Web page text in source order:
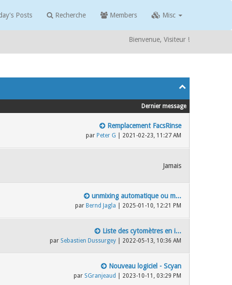
Posts Recherche Members Misc
Bienvenue, Visiteur !
Dernier message
Remplacement FacsRinse
par Peter G | 2021-02-23, 11:27 AM
Jamais
unmixing automatique ou m...
par Bernd Jagla | 2025-01-10, 12:21 PM
Liste des cytomètres en i...
par Sebastien Dussurgey | 2022-05-13, 10:36 AM
Nouveau logiciel - Scyan
par SGranjeaud | 2023-10-11, 03:29 PM